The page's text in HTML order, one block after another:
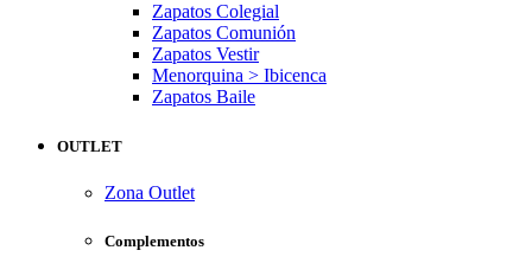
Zapatos Colegial
Zapatos Comunión
Zapatos Vestir
Menorquina > Ibicenca
Zapatos Baile
OUTLET
Zona Outlet
Complementos